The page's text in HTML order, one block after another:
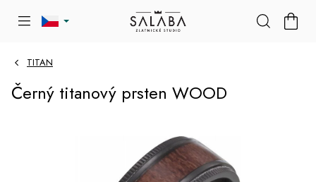
TITAN
Černý titanový prsten WOOD